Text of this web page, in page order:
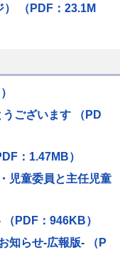
（PDF：23.1M
ございます （PD
：1.47MB）
児童委員と主任児童
PDF：946KB）
らせ‐広報版‐ （P